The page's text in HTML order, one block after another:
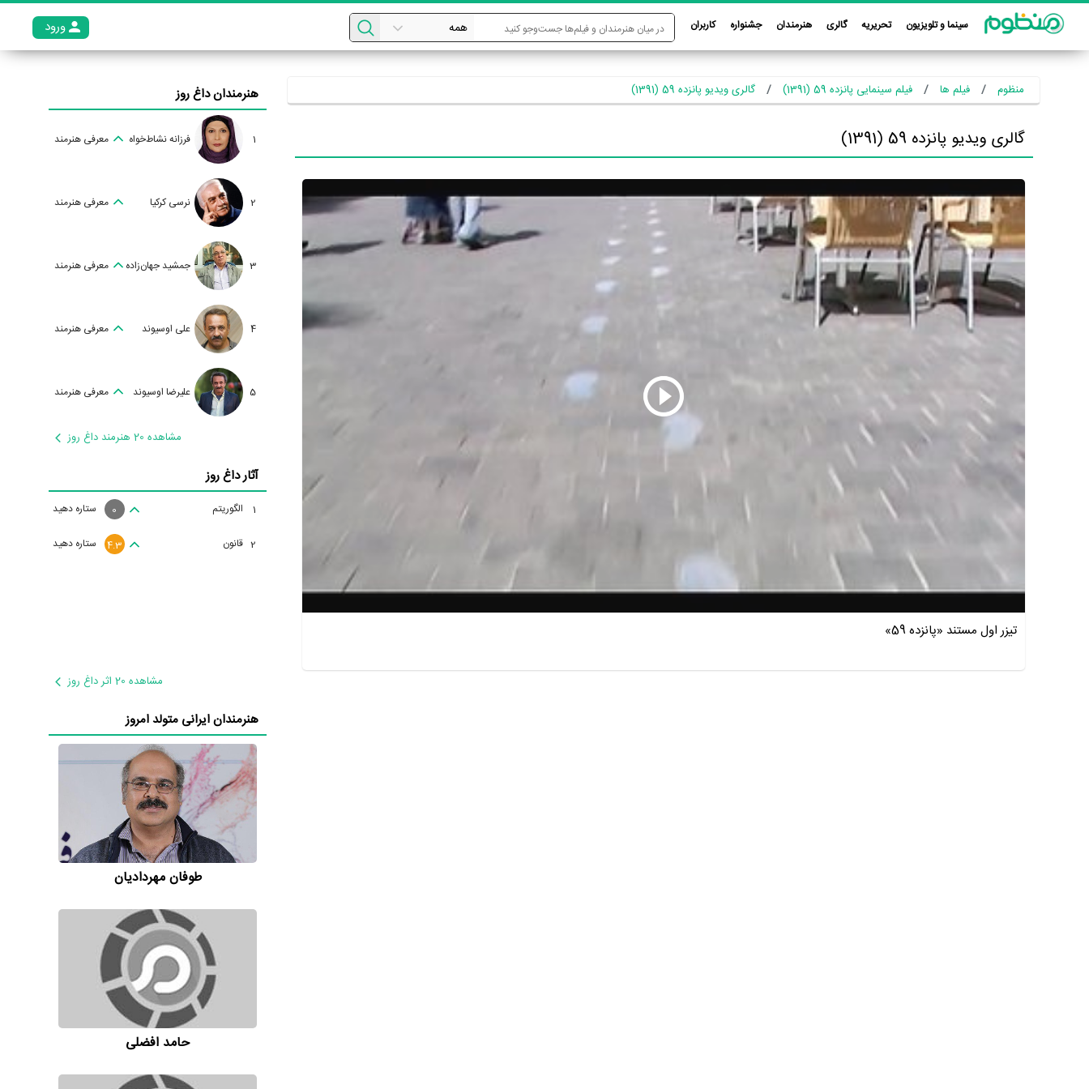
سینما و تلویزیون تحریریه گالری هنرمندان جشنواره کاربران ورود
منظوم فیلم ها فیلم سینمایی پانزده 59 (1391) گالری ویدیو پانزده 59 (1391)
گالری ویدیو پانزده 59 (1391)
تیزر اول مستند «پانزده 59»
هنرمندان داغ روز
1 فرزانه نشاط‌خواه معرفی هنرمند
2 نرسی کرکیا معرفی هنرمند
3 جمشید جهان‌زاده معرفی هنرمند
4 علی اوسیوند معرفی هنرمند
5 علیرضا اوسیوند معرفی هنرمند
مشاهده 20 هنرمند داغ روز
آثار داغ روز
1 الگوریتم ستاره دهید 0
2 قانون ستاره دهید 4.3
مشاهده 20 اثر داغ روز
هنرمندان ایرانی متولد امروز
طوفان مهردادیان
حامد افضلی